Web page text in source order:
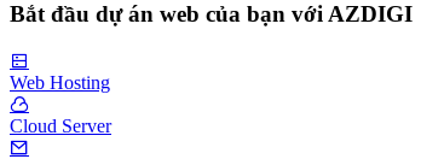
Bắt đầu dự án web của bạn với AZDIGI
Web Hosting
Cloud Server